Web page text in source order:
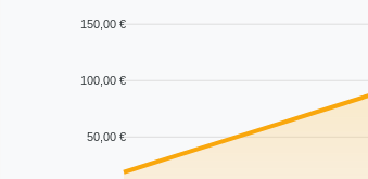
150,00 €
100,00 €
50,00 €